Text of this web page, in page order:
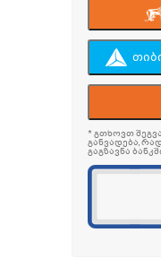
* გთხოვთ
განვადება,
გაგზავნა